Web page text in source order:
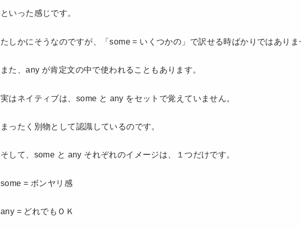
といった感じです。
たしかにそうなのですが、「some = いくつかの」で訳せる時ばかりではありま
また、any が肯定文の中で使われることもあります。
実はネイティブは、some と any をセットで覚えていません。
まったく別物として認識しているのです。
そして、some と any それぞれのイメージは、１つだけです。
some = ボンヤリ感
any = どれでもＯＫ